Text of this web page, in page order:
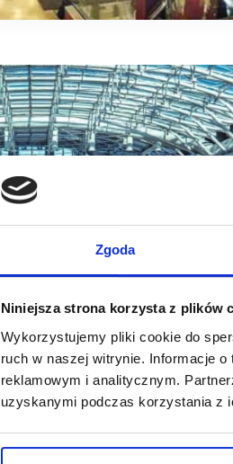
Zgoda
Niniejsza strona korzysta z plików
Wykorzystujemy pliki cookie do
ruch w naszej witrynie. Informacje
reklamowym i analitycznym.
uzyskanymi podczas korzystania z